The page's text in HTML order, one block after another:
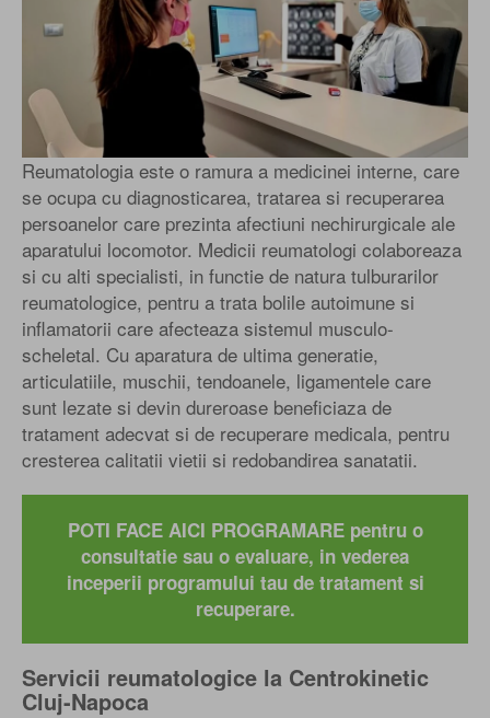
Reumatologia este o ramura a medicinei interne, care
se ocupa cu diagnosticarea, tratarea si recuperarea
persoanelor care prezinta afectiuni nechirurgicale ale
aparatului locomotor. Medicii reumatologi colaboreaza
si cu alti specialisti, in functie de natura tulburarilor
reumatologice, pentru a trata bolile autoimune si
inflamatorii care afecteaza sistemul musculo-
scheletal. Cu aparatura de ultima generatie,
articulatiile, muschii, tendoanele, ligamentele care
sunt lezate si devin dureroase beneficiaza de
tratament adecvat si de recuperare medicala, pentru
cresterea calitatii vietii si redobandirea sanatatii.
POTI FACE AICI PROGRAMARE pentru o
consultatie sau o evaluare, in vederea
inceperii programului tau de tratament si
recuperare.
Servicii reumatologice la Centrokinetic
Cluj-Napoca